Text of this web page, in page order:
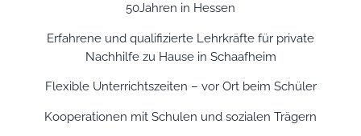
50Jahren in Hessen
Erfahrene und qualifizierte Lehrkräfte für private
Nachhilfe zu Hause in Schaafheim
Flexible Unterrichtszeiten – vor Ort beim Schüler
Kooperationen mit Schulen und sozialen Trägern